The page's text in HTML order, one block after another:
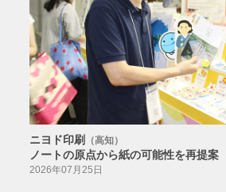
ニヨド印刷 （高知）
ノートの原点から紙の可能性を再提案
2026年07月25日